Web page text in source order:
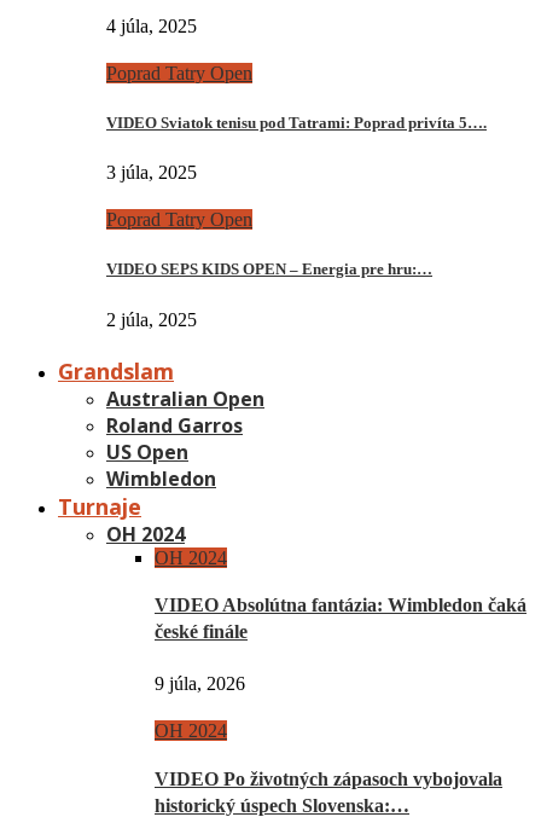
4 júla, 2025
Poprad Tatry Open
VIDEO Sviatok tenisu pod Tatrami: Poprad privíta 5….
3 júla, 2025
Poprad Tatry Open
VIDEO SEPS KIDS OPEN – Energia pre hru:…
2 júla, 2025
Grandslam
Australian Open
Roland Garros
US Open
Wimbledon
Turnaje
OH 2024
OH 2024
VIDEO Absolútna fantázia: Wimbledon čaká
české finále
9 júla, 2026
OH 2024
VIDEO Po životných zápasoch vybojovala
historický úspech Slovenska:…